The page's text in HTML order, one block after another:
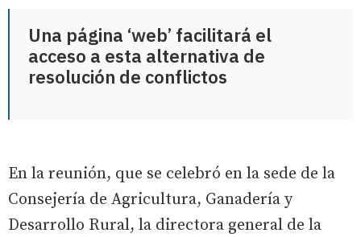
Una página ‘web’ facilitará el
acceso a esta alternativa de
resolución de conflictos
En la reunión, que se celebró en la sede de la
Consejería de Agricultura, Ganadería y
Desarrollo Rural, la directora general de la